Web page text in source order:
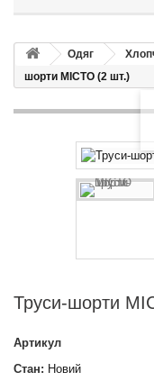
Одяг
шорти МІСТО (2 шт.)
Труси-шорти
Артикул
Стан: Новий